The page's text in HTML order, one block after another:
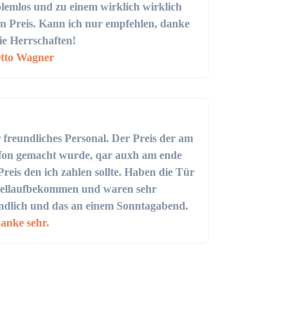
und zu einem wirklich wirklich
Preis. Kann ich nur empfehlen, danke
Herrschaften!
Wagner
freundliches Personal. Der Preis der am
gemacht wurde, qar auxh am ende
den ich zahlen sollte. Haben die Tür
und waren sehr
und das an einem Sonntagabend.
sehr.